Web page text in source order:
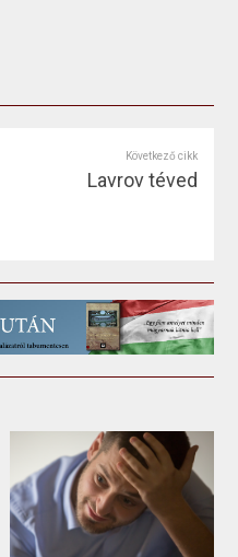
Következő cikk
Lavrov téved